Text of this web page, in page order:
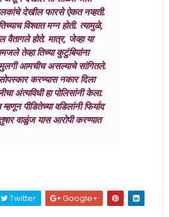
देखील फारसे ऐकत नव्हती.
विश्‍वात मग्न होती. त्यामुळे,
वैतागले होते. मात्र, जेव्हा या
तेव्हा तिच्या कुटुंबियांना
आमचीच असल्याचे सांगितले.
करण्यास नकार दिला
अंत्यविधी हा पोलिसांनी केला.
पीडितेच्या वडिलांनी फिर्याद
वाळुंज यास आरोपी करण्यात
Twitter Google+